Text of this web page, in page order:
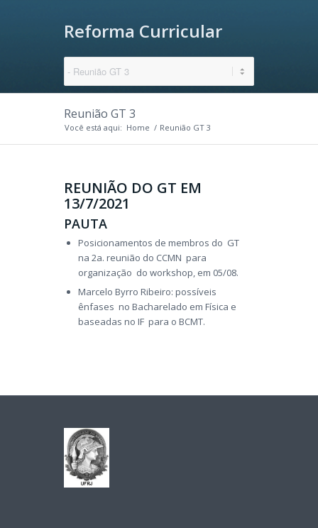
Reforma Curricular
Reunião GT 3
Você está aqui: Home / Reunião GT 3
REUNIÃO DO GT EM
13/7/2021
PAUTA
Posicionamentos de membros do GT
na 2a. reunião do CCMN para
organização do workshop, em 05/08.
Marcelo Byrro Ribeiro: possíveis
ênfases no Bacharelado em Física e
baseadas no IF para o BCMT.